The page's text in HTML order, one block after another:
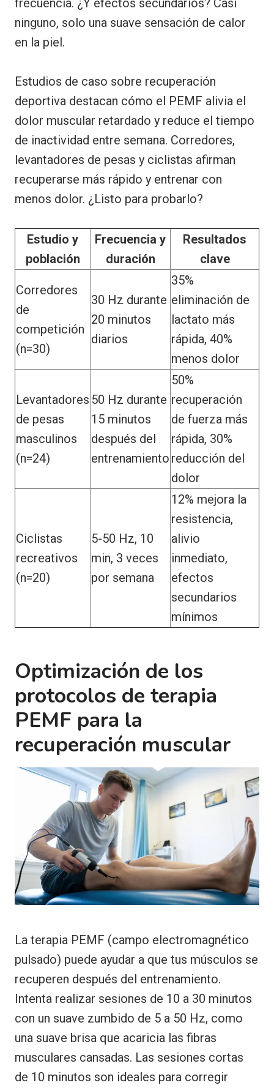
frecuencia. ¿Y efectos secundarios? Casi
ninguno, solo una suave sensación de calor
en la piel.
Estudios de caso sobre recuperación
deportiva destacan cómo el PEMF alivia el
dolor muscular retardado y reduce el tiempo
de inactividad entre semana. Corredores,
levantadores de pesas y ciclistas afirman
recuperarse más rápido y entrenar con
menos dolor. ¿Listo para probarlo?
Estudio y
población
Frecuencia y
duración
Resultados
clave
Corredores
de
competición
(n=30)
30 Hz durante
20 minutos
diarios
35%
eliminación de
lactato más
rápida, 40%
menos dolor
Levantadores
de pesas
masculinos
(n=24)
50 Hz durante
15 minutos
después del
entrenamiento
50%
recuperación
de fuerza más
rápida, 30%
reducción del
dolor
Ciclistas
recreativos
(n=20)
5-50 Hz, 10
min, 3 veces
por semana
12% mejora la
resistencia,
alivio
inmediato,
efectos
secundarios
mínimos
Optimización de los
protocolos de terapia
PEMF para la
recuperación muscular
La terapia PEMF (campo electromagnético
pulsado) puede ayudar a que tus músculos se
recuperen después del entrenamiento.
Intenta realizar sesiones de 10 a 30 minutos
con un suave zumbido de 5 a 50 Hz, como
una suave brisa que acaricia las fibras
musculares cansadas. Las sesiones cortas
de 10 minutos son ideales para corregir